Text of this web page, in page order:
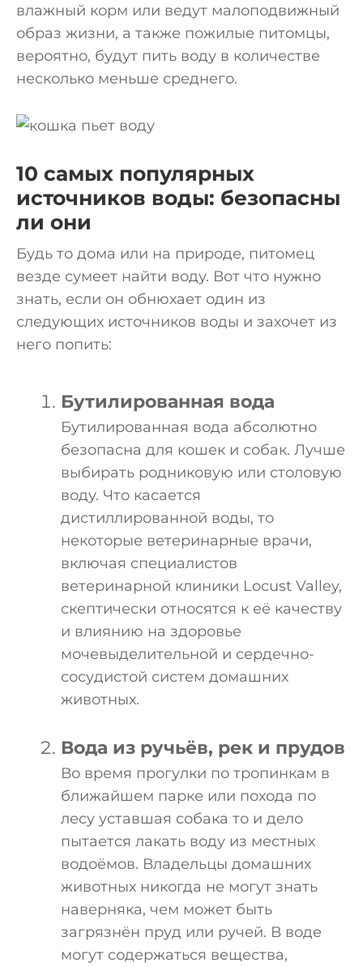
влажный корм или ведут малоподвижный
образ жизни, а также пожилые питомцы,
вероятно, будут пить воду в количестве
несколько меньше среднего.
10 самых популярных
источников воды: безопасны
ли они
Будь то дома или на природе, питомец
везде сумеет найти воду. Вот что нужно
знать, если он обнюхает один из
следующих источников воды и захочет из
него попить:
Бутилированная вода
Бутилированная вода абсолютно
безопасна для кошек и собак. Лучше
выбирать родниковую или столовую
воду. Что касается
дистиллированной воды, то
некоторые ветеринарные врачи,
включая специалистов
ветеринарной клиники Locust Valley,
скептически относятся к её качеству
и влиянию на здоровье
мочевыделительной и сердечно-
сосудистой систем домашних
животных.
Вода из ручьёв, рек и прудов
Во время прогулки по тропинкам в
ближайшем парке или похода по
лесу уставшая собака то и дело
пытается лакать воду из местных
водоёмов. Владельцы домашних
животных никогда не могут знать
наверняка, чем может быть
загрязнён пруд или ручей. В воде
могут содержаться вещества,